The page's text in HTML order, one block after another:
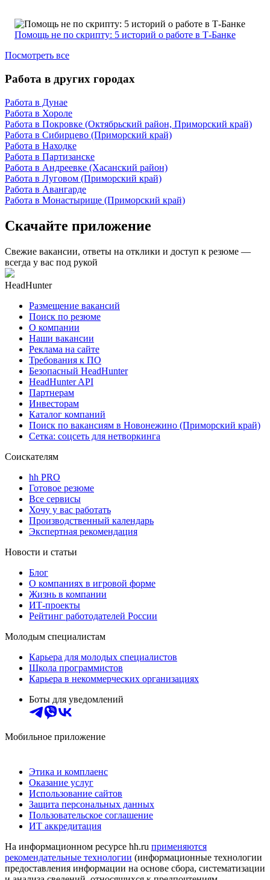
Помощь не по скрипту: 5 историй о работе в Т-Банке
Посмотреть все
Работа в других городах
Работа в Дунае
Работа в Хороле
Работа в Покровке (Октябрьский район, Приморский край)
Работа в Сибирцево (Приморский край)
Работа в Находке
Работа в Партизанске
Работа в Андреевке (Хасанский район)
Работа в Луговом (Приморский край)
Работа в Авангарде
Работа в Монастырище (Приморский край)
Скачайте приложение
Свежие вакансии, ответы на отклики и доступ к резюме —
всегда у вас под рукой
HeadHunter
Размещение вакансий
Поиск по резюме
О компании
Наши вакансии
Реклама на сайте
Требования к ПО
Безопасный HeadHunter
HeadHunter API
Партнерам
Инвесторам
Каталог компаний
Поиск по вакансиям в Новонежино (Приморский край)
Сетка: соцсеть для нетворкинга
Соискателям
hh PRO
Готовое резюме
Все сервисы
Хочу у вас работать
Производственный календарь
Экспертная рекомендация
Новости и статьи
Блог
О компаниях в игровой форме
Жизнь в компании
ИТ-проекты
Рейтинг работодателей России
Молодым специалистам
Карьера для молодых специалистов
Школа программистов
Карьера в некоммерческих организациях
Боты для уведомлений
Мобильное приложение
Этика и комплаенс
Оказание услуг
Использование сайтов
Защита персональных данных
Пользовательское соглашение
ИТ аккредитация
На информационном ресурсе hh.ru применяются
рекомендательные технологии (информационные технологии
предоставления информации на основе сбора, систематизации